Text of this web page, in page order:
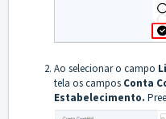
Ao selecionar o campo
tela os campos Conta
Estabelecimento.